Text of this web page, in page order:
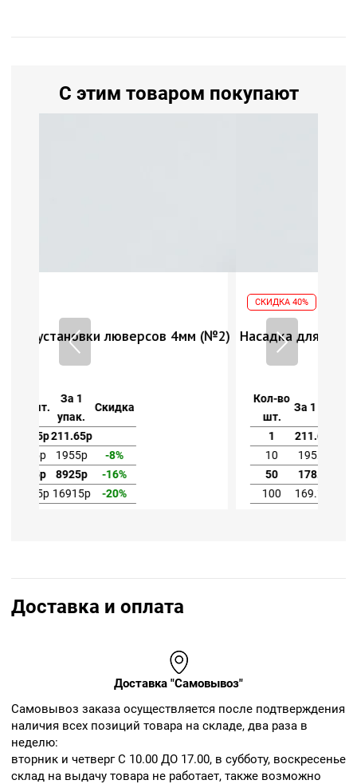
С этим товаром покупают
(№2) Насадка для установки люверсов 4мм (№2)
Кол-во
шт.
За 1 шт.
1
10
195.5р
50
178.5р
100
169.15р
Доставка и оплата
Доставка "Самовывоз"
Cамовывоз заказа осуществляется после подтверждения
наличия всех позиций товара на складе, два раза в
неделю:
вторник и четверг С 10.00 ДО 17.00, в субботу, воскресенье
склад на выдачу товара не работает, также возможно